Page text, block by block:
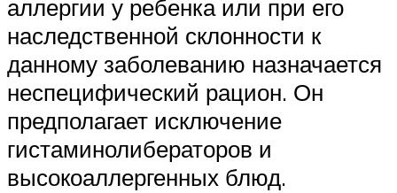
аллергии у ребенка или при его
наследственной склонности к
данному заболеванию назначается
неспецифический рацион. Он
предполагает исключение
гистаминолибераторов и
высокоаллергенных блюд.